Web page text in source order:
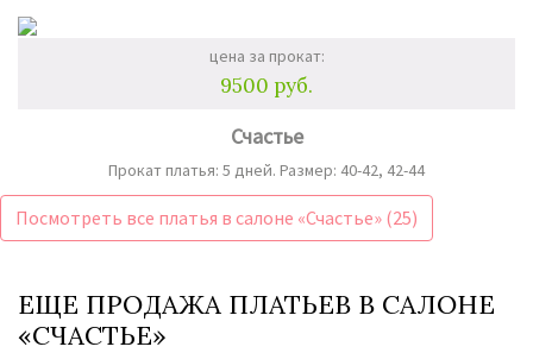
цена за прокат:
9500 руб.
Счастье
Прокат платья: 5 дней. Размер: 40-42, 42-44
Посмотреть все платья в салоне «Счастье» (25)
ЕЩЕ ПРОДАЖА ПЛАТЬЕВ В САЛОНЕ
«СЧАСТЬЕ»